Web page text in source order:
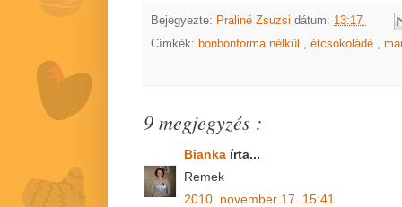
Bejegyezte: Praliné Zsuzsi dátum: 13:17
Címkék: bonbonforma nélkül , étcsokoládé ,
9 megjegyzés :
Bianka írta...
Remek
2010. november 17. 15:41